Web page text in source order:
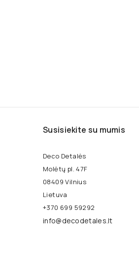
Susisiekite su mumis
Deco Detalės
Molėtų pl. 47F
08409 Vilnius
Lietuva
+370 699 59292
info@decodetales.lt